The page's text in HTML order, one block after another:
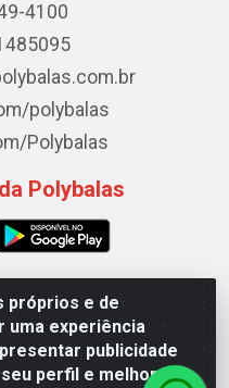
próprios e de
experiência
publicidade
perfil e melhorar a
4100
polybalas
Polybalas
Polybalas
Souza, 173 Galpão B -
- CEP 58.075-075 - CNPJ
61